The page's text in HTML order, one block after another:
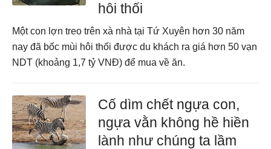
hôi thối
Một con lợn treo trên xà nhà tại Tứ Xuyên hơn 30 năm
nay đã bốc mùi hôi thối được du khách ra giá hơn 50 vạn
NDT (khoảng 1,7 tỷ VNĐ) để mua về ăn.
Cố dìm chết ngựa con,
ngựa vằn không hề hiền
lành như chúng ta lầm